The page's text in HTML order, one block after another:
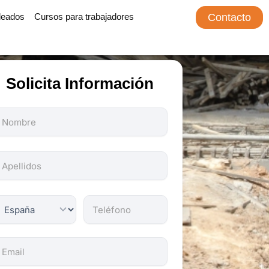
Cursos para trabajadores Contacto
Solicita Información